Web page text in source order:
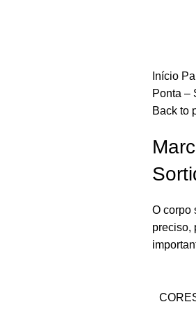
Início
Ponta –
Back to
O corpo
preciso,